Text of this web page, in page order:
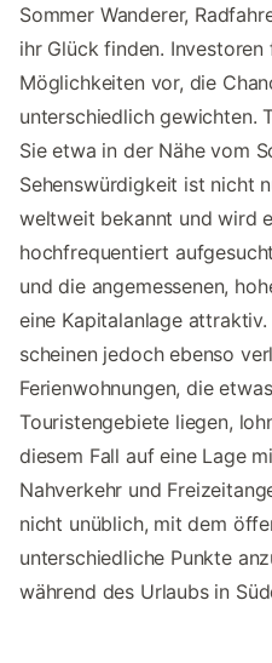
Sommer Wanderer,
ihr Glück finden.
Möglichkeiten vor, die
unterschiedlich gewichten.
Sie etwa in der Nähe vom
Sehenswürdigkeit ist nicht
weltweit bekannt und wird
hochfrequentiert
und die angemessenen,
eine Kapitalanlage
scheinen jedoch ebenso
Ferienwohnungen, die
Touristengebiete liegen,
diesem Fall auf eine Lage
Nahverkehr und
nicht unüblich, mit dem
unterschiedliche Punkte
während des Urlaubs in